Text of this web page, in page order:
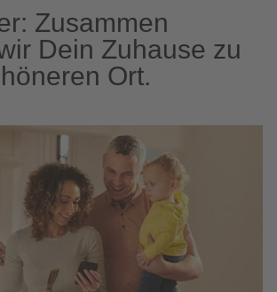
Zusammen
Dein Zuhause zu
Ort.